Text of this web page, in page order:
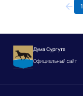
1
Дума Сургута
Официальный сайт